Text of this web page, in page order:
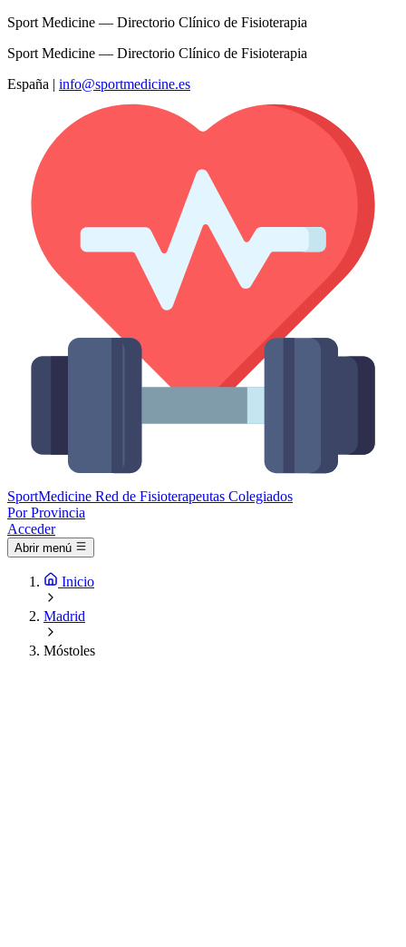
Sport Medicine — Directorio Clínico de Fisioterapia
Sport Medicine — Directorio Clínico de Fisioterapia
España | info@sportmedicine.es
SportMedicine Red de Fisioterapeutas Colegiados
Por Provincia
Acceder
Abrir menú
Inicio
Madrid
Móstoles